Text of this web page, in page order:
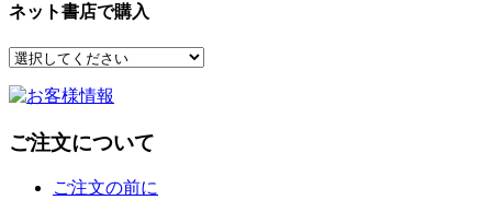
ネット書店で購入
ご注文について
ご注文の前に